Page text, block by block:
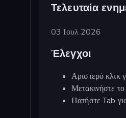
Τελευταία
03 Ιουλ 2026
Έλεγχοι
Αριστερό κλικ
Μετακινήστε το
Πατήστε Tab